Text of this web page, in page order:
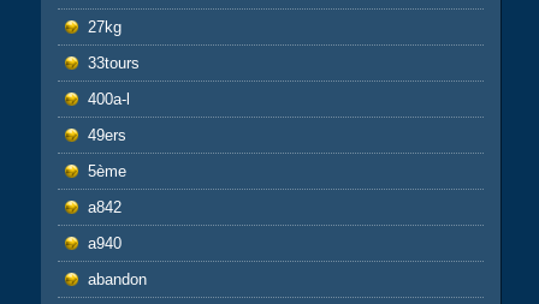
27kg
33tours
400a-l
49ers
5ème
a842
a940
abandon